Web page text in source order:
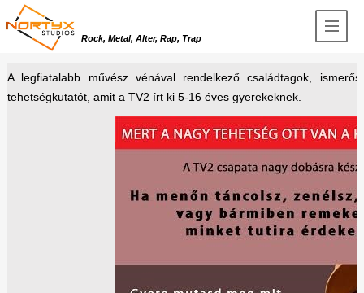
Rock, Metal, Alter, Rap, Trap
A legfiatalabb művész vénával rendelkező családtagok,
tehetségkutatót, amit a TV2 írt ki 5-16 éves gyerekeknek.